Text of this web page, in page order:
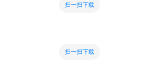
扫一扫下载
扫一扫下载